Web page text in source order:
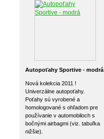
Autopoťahy Sportive - modrá
Nová kolekcia 2011 !
Univerzálne autopoťahy.
Poťahy sú vyrobené a
homologované s ohľadom pre
používanie v automobiloch s
bočnými airbagmi (viz. tabuľka
nižšie).